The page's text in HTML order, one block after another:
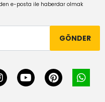
e-posta ile haberdar olmak
GÖNDER